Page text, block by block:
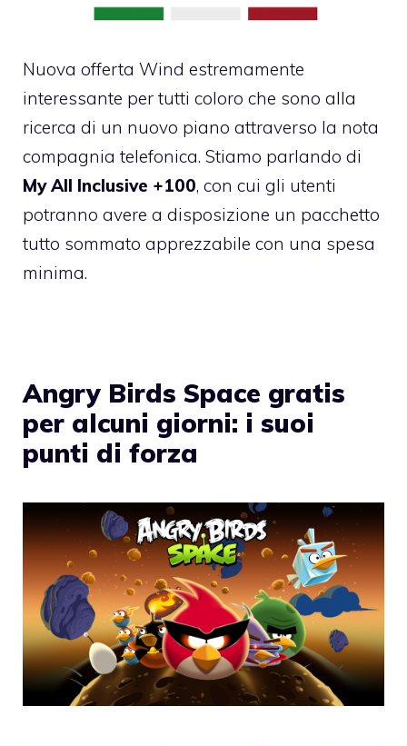
Nuova offerta Wind estremamente
interessante per tutti coloro che sono alla
ricerca di un nuovo piano attraverso la nota
compagnia telefonica. Stiamo parlando di
My All Inclusive +100, con cui gli utenti
potranno avere a disposizione un pacchetto
tutto sommato apprezzabile con una spesa
minima.
Angry Birds Space gratis
per alcuni giorni: i suoi
punti di forza